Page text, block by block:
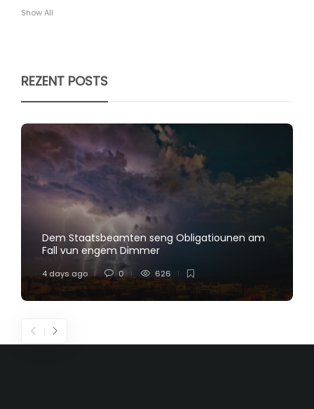
Show All
REZENT POSTS
Dem Staatsbeamten seng Obligatiounen am
Fall vun engem Dimmer
4 days ago 0 626